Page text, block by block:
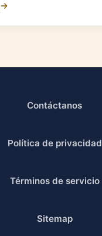
Contáctanos
Política de privacidad
Términos de servicio
Sitemap